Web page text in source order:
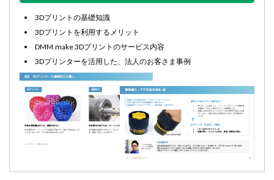
3Dプリントの基礎知識
3Dプリントを利用するメリット
DMM.make 3Dプリントのサービス内容
3Dプリンターを活用した、法人のお客さま事例